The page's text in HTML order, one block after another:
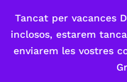
Tancat per vacances
inclosos, estarem
enviarem les vostres
Fes-te'n